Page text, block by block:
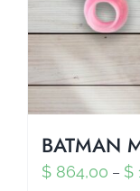
BATMAN
$ 864,00 – $